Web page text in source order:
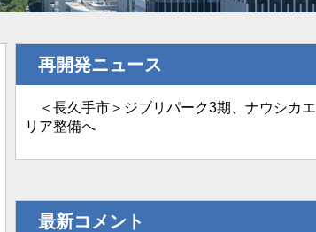
再開発ニュース
＜長久手市＞ジブリパーク3期、ナウシカエ
リア整備へ
最新コメント